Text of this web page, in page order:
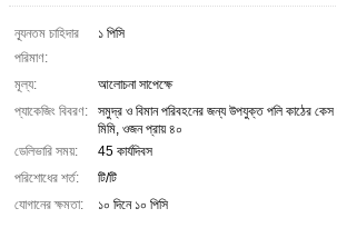
ন্যূনতম চাহিদার
পরিমাণ:
১ পিসি
মূল্য:
আলোচনা সাপেক্ষে
প্যাকেজিং বিবরণ:
সমুদ্র ও বিমান পরিবহনের জন্য উপযুক্ত পলি কাঠের
মিমি, ওজন প্রায় ৪০
ডেলিভারি সময়:
45 কার্যদিবস
পরিশোধের শর্ত:
টি/টি
যোগানের ক্ষমতা:
১০ দিনে ১০ পিসি